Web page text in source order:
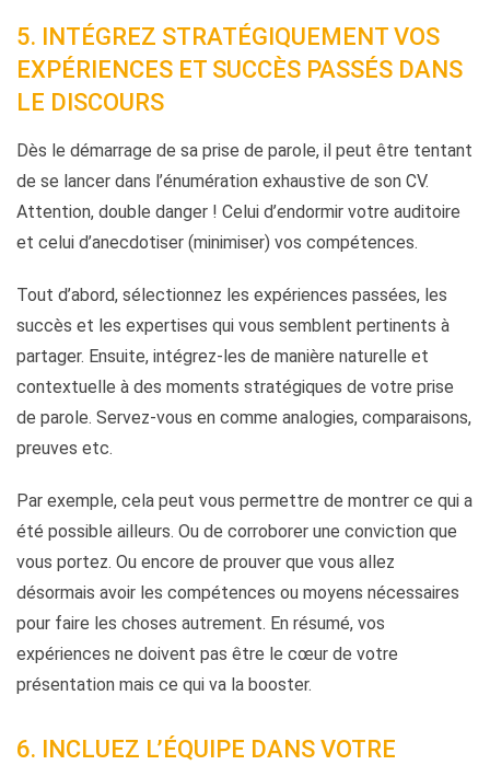
5. INTÉGREZ STRATÉGIQUEMENT VOS
EXPÉRIENCES ET SUCCÈS PASSÉS DANS
LE DISCOURS
Dès le démarrage de sa prise de parole, il peut être tentant
de se lancer dans l’énumération exhaustive de son CV.
Attention, double danger ! Celui d’endormir votre auditoire
et celui d’anecdotiser (minimiser) vos compétences.
Tout d’abord, sélectionnez les expériences passées, les
succès et les expertises qui vous semblent pertinents à
partager. Ensuite, intégrez-les de manière naturelle et
contextuelle à des moments stratégiques de votre prise
de parole. Servez-vous en comme analogies, comparaisons,
preuves etc.
Par exemple, cela peut vous permettre de montrer ce qui a
été possible ailleurs. Ou de corroborer une conviction que
vous portez. Ou encore de prouver que vous allez
désormais avoir les compétences ou moyens nécessaires
pour faire les choses autrement. En résumé, vos
expériences ne doivent pas être le cœur de votre
présentation mais ce qui va la booster.
6. INCLUEZ L’ÉQUIPE DANS VOTRE